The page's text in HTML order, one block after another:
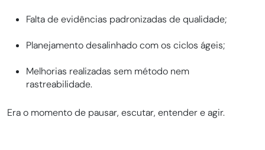
Falta de evidências padronizadas de qualidade;
Planejamento desalinhado com os ciclos ágeis;
Melhorias realizadas sem método nem
rastreabilidade.
Era o momento de pausar, escutar, entender e agir.